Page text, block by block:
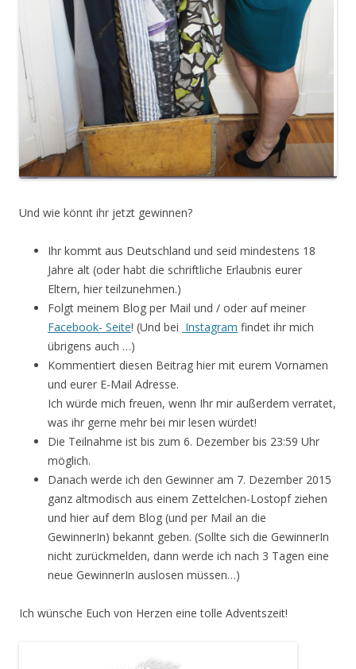
Und wie könnt ihr jetzt gewinnen?
Ihr kommt aus Deutschland und seid mindestens 18
Jahre alt (oder habt die schriftliche Erlaubnis eurer
Eltern, hier teilzunehmen.)
Folgt meinem Blog per Mail und / oder auf meiner
Facebook- Seite! (Und bei Instagram findet ihr mich
übrigens auch …)
Kommentiert diesen Beitrag hier mit eurem Vornamen
und eurer E-Mail Adresse.
Ich würde mich freuen, wenn Ihr mir außerdem verratet,
was ihr gerne mehr bei mir lesen würdet!
Die Teilnahme ist bis zum 6. Dezember bis 23:59 Uhr
möglich.
Danach werde ich den Gewinner am 7. Dezember 2015
ganz altmodisch aus einem Zettelchen-Lostopf ziehen
und hier auf dem Blog (und per Mail an die
GewinnerIn) bekannt geben. (Sollte sich die GewinnerIn
nicht zurückmelden, dann werde ich nach 3 Tagen eine
neue GewinnerIn auslosen müssen…)
Ich wünsche Euch von Herzen eine tolle Adventszeit!